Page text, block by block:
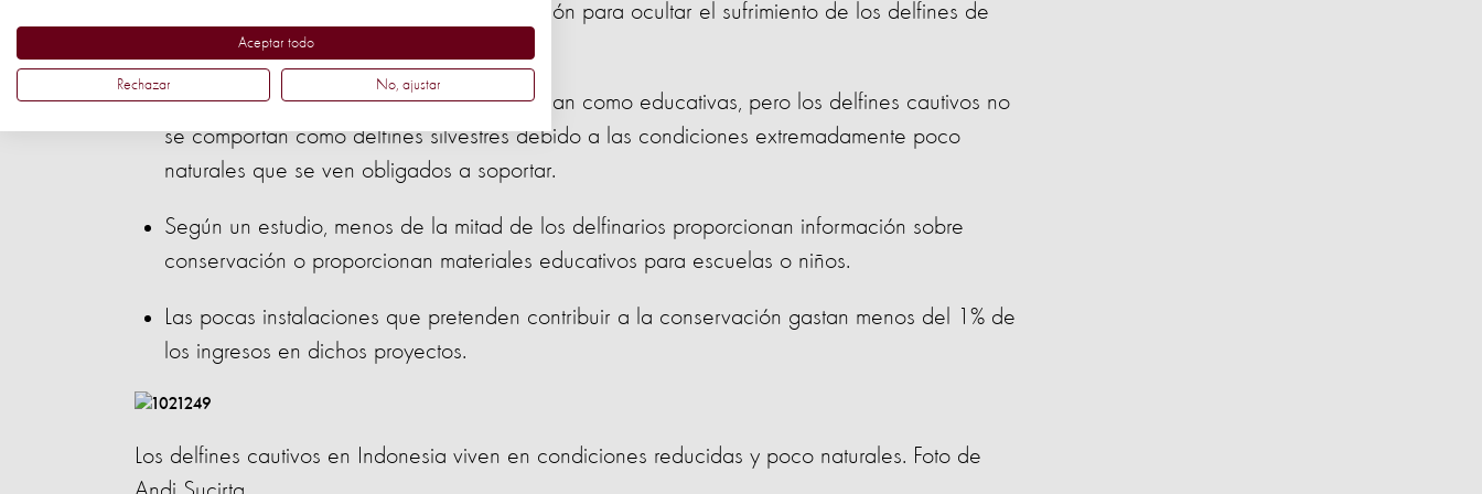
Esta industria se basa en mitos y desinformación para ocultar el sufrimiento de los delfines de
los consumidores:
Las atracciones con delfines se promocionan como educativas, pero los delfines cautivos no
se comportan como delfines silvestres debido a las condiciones extremadamente poco
naturales que se ven obligados a soportar.
Según un estudio, menos de la mitad de los delfinarios proporcionan información sobre
conservación o proporcionan materiales educativos para escuelas o niños.
Las pocas instalaciones que pretenden contribuir a la conservación gastan menos del 1% de
los ingresos en dichos proyectos.
Los delfines cautivos en Indonesia viven en condiciones reducidas y poco naturales. Foto de
Aceptar todo
Rechazar No, ajustar